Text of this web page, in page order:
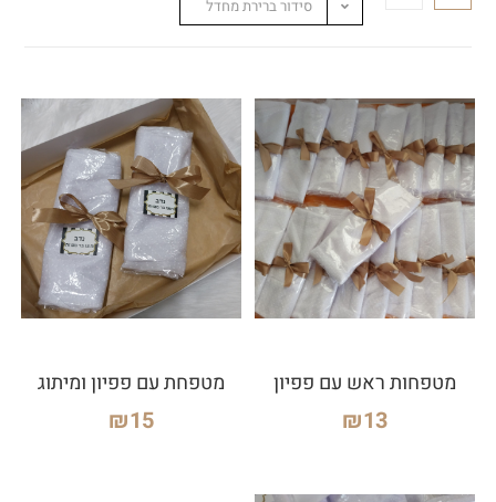
סידור ברירת מחדל
מטפחות ראש עם פפיון
₪13
מטפחת עם פפיון ומיתוג
₪15